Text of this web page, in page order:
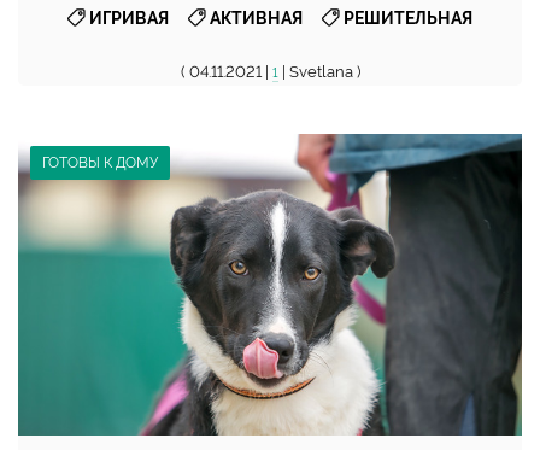
ИГРИВАЯ
АКТИВНАЯ РЕШИТЕЛЬНАЯ
( 04.11.2021 | 1 | Svetlana )
ГОТОВЫ К ДОМУ